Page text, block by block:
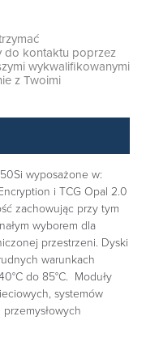
do kontaktu poprzez
wykwalifikowanymi
z Twoimi
wyposażone w:
i TCG Opal 2.0
zachowując przy tym
wyborem dla
przestrzeni. Dyski
warunkach
do 85°C. Moduły
systemów